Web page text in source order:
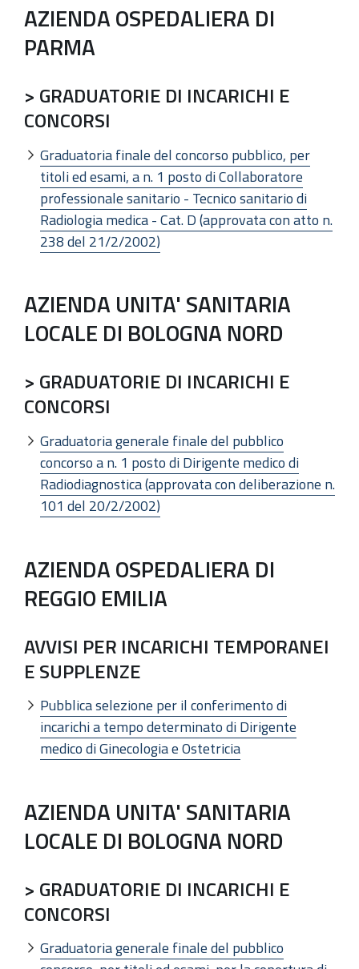
AZIENDA OSPEDALIERA DI
PARMA
> GRADUATORIE DI INCARICHI E
CONCORSI
Graduatoria finale del concorso pubblico, per
titoli ed esami, a n. 1 posto di Collaboratore
professionale sanitario - Tecnico sanitario di
Radiologia medica - Cat. D (approvata con atto n.
238 del 21/2/2002)
AZIENDA UNITA' SANITARIA
LOCALE DI BOLOGNA NORD
> GRADUATORIE DI INCARICHI E
CONCORSI
Graduatoria generale finale del pubblico
concorso a n. 1 posto di Dirigente medico di
Radiodiagnostica (approvata con deliberazione n.
101 del 20/2/2002)
AZIENDA OSPEDALIERA DI
REGGIO EMILIA
AVVISI PER INCARICHI TEMPORANEI
E SUPPLENZE
Pubblica selezione per il conferimento di
incarichi a tempo determinato di Dirigente
medico di Ginecologia e Ostetricia
AZIENDA UNITA' SANITARIA
LOCALE DI BOLOGNA NORD
> GRADUATORIE DI INCARICHI E
CONCORSI
Graduatoria generale finale del pubblico